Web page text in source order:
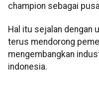
champion sebagai
Hal itu sejalan dengan
terus mendorong
mengembangkan
indonesia.